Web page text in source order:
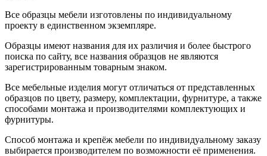
Все образцы мебели изготовлены по индивидуальному
проекту в единственном экземпляре.
Образцы имеют названия для их различия и более быстрого
поиска по сайту, все названия образцов не являются
зарегистрированным товарным знаком.
Все мебельные изделия могут отличаться от представленных
образцов по цвету, размеру, комплектации, фурнитуре, а также
способами монтажа и производителями комплектующих и
фурнитуры.
Способ монтажа и крепёж мебели по индивидуальному заказу
выбирается производителем по возможности её применения.